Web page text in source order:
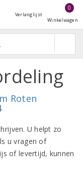
Verlanglijst
0
Winkelwagen
Roten
U helpt zo
u vragen of
of levertijd, kunnen